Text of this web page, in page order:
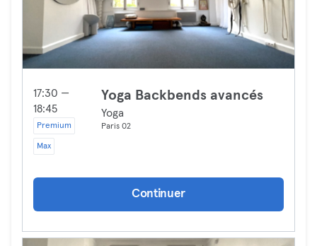
17:30 —
18:45
Premium
Max
Yoga Backbends avancés
Yoga
Paris 02
Continuer